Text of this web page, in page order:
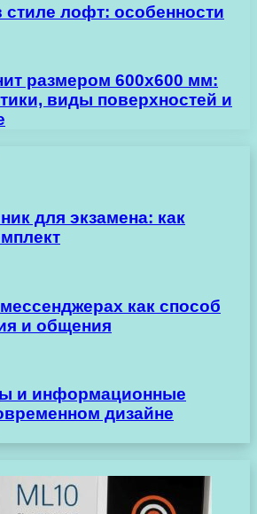
лофт: особенности
размером 600х600 мм:
виды поверхностей и
для экзамена: как
как способ
и общения
и информационные
дизайне